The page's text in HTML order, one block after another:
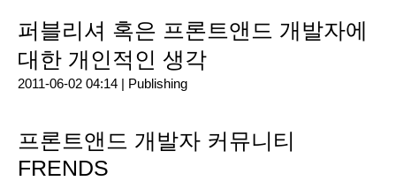
퍼블리셔 혹은 프론트앤드 개발자에
대한 개인적인 생각
2011-06-02 04:14 | Publishing
프론트앤드 개발자 커뮤니티
FRENDS